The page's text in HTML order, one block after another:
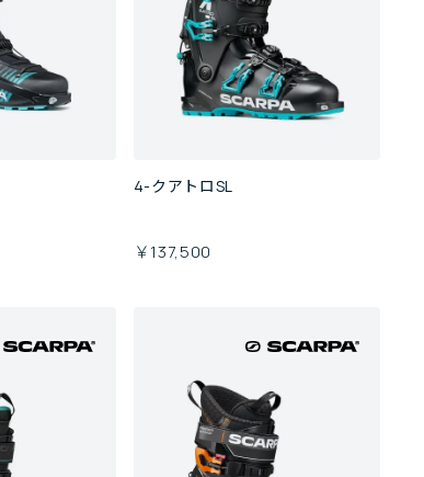
4-クアトロSL
￥137,500